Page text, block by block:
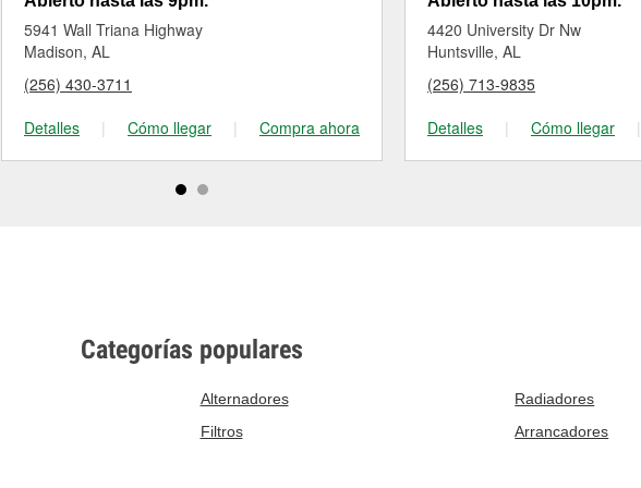
5941 Wall Triana Highway
Madison, AL
(256) 430-3711
Detalles
| Cómo llegar | Compra ahora
4420 University Dr Nw
Huntsville, AL
(256) 713-9835
Detalles
| Cómo llegar |
Categorías populares
Alternadores
Radiadores
Filtros Arrancadores